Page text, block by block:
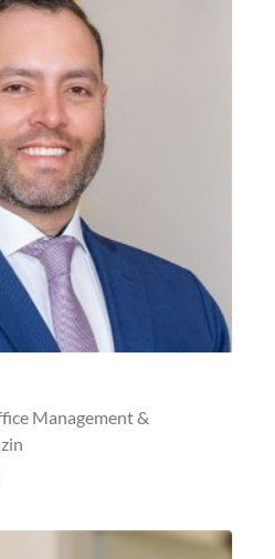
Management &